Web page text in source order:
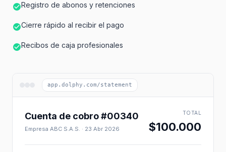
Registro de abonos y retenciones
Cierre rápido al recibir el pago
Recibos de caja profesionales
app.dolphy.com/statement
Cuenta de cobro #00340
Empresa ABC S.A.S. · 23 Abr 2026
TOTAL
$100.000